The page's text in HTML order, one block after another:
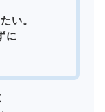
い。
に